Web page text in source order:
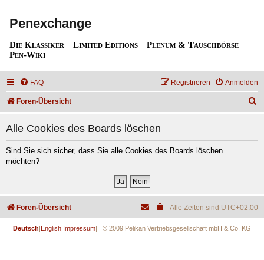
Penexchange
Die Klassiker Limited Editions
Plenum & Tauschbörse
Pen-Wiki
FAQ Anmelden
Registrieren
Foren-Übersicht
Alle Cookies des Boards löschen
Sind Sie sich sicher, dass Sie alle Cookies des Boards löschen
möchten?
Foren-Übersicht Alle Zeiten sind UTC+02:00
Deutsch|English|Impressum| © 2009 Pelikan Vertriebsgesellschaft mbH & Co. KG